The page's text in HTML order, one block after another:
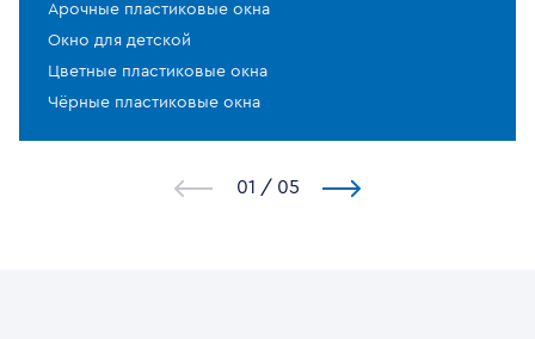
Арочные пластиковые окна
Окно для детской
Цветные пластиковые окна
Чёрные пластиковые окна
1 / 5